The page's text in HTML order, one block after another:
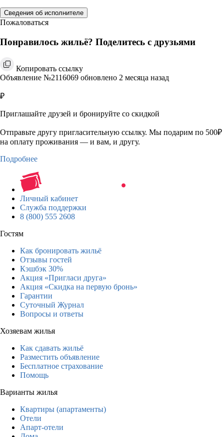
Сведения об исполнителе
Пожаловаться
Понравилось жильё? Поделитесь с друзьями
Копировать ссылку
Объявление №2116069 обновлено 2 месяца назад
₽
Приглашайте друзей и бронируйте со скидкой
Отправьте другу пригласительную ссылку. Мы подарим по 500₽
на оплату проживания — и вам, и другу.
Подробнее
Личный кабинет
Служба поддержки
8 (800) 555 2608
Гостям
Как бронировать жильё
Отзывы гостей
Кэшбэк 30%
Акция «Пригласи друга»
Акция «Скидка на первую бронь»
Гарантии
Суточный Журнал
Вопросы и ответы
Хозяевам жилья
Как сдавать жильё
Разместить объявление
Бесплатное страхование
Помощь
Варианты жилья
Квартиры (апартаменты)
Отели
Апарт-отели